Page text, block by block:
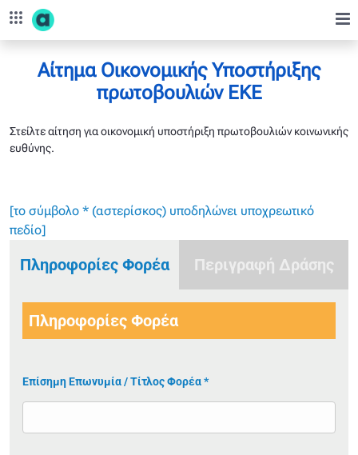
Skip to Main Content
Αίτημα Οικονομικής Στήριξης - corporate.opap.gr
Αίτημα Οικονομικής Υποστήριξης
πρωτοβουλιών ΕΚΕ
Στείλτε αίτηση για οικονομική υποστήριξη πρωτοβουλιών κοινωνικής
ευθύνης.
[το σύμβολο * (αστερίσκος) υποδηλώνει υποχρεωτικό
πεδίο]
Πληροφορίες Φορέα Περιγραφή Δράσης
Πληροφορίες Φορέα
Επίσημη Επωνυμία / Τίτλος Φορέα *